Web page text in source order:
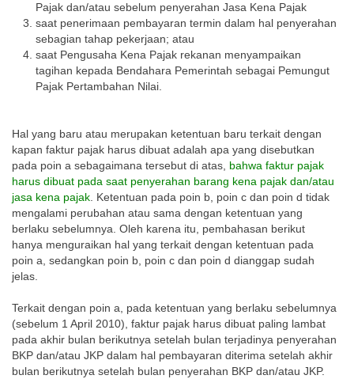
Pajak dan/atau sebelum penyerahan Jasa Kena Pajak
saat penerimaan pembayaran termin dalam hal penyerahan
sebagian tahap pekerjaan; atau
saat Pengusaha Kena Pajak rekanan menyampaikan
tagihan kepada Bendahara Pemerintah sebagai Pemungut
Pajak Pertambahan Nilai.
Hal yang baru atau merupakan ketentuan baru terkait dengan
kapan faktur pajak harus dibuat adalah apa yang disebutkan
pada poin a sebagaimana tersebut di atas, bahwa faktur pajak
harus dibuat pada saat penyerahan barang kena pajak dan/atau
jasa kena pajak . Ketentuan pada poin b, poin c dan poin d tidak
mengalami perubahan atau sama dengan ketentuan yang
berlaku sebelumnya. Oleh karena itu, pembahasan berikut
hanya menguraikan hal yang terkait dengan ketentuan pada
poin a, sedangkan poin b, poin c dan poin d dianggap sudah
jelas.
Terkait dengan poin a, pada ketentuan yang berlaku sebelumnya
(sebelum 1 April 2010), faktur pajak harus dibuat paling lambat
pada akhir bulan berikutnya setelah bulan terjadinya penyerahan
BKP dan/atau JKP dalam hal pembayaran diterima setelah akhir
bulan berikutnya setelah bulan penyerahan BKP dan/atau JKP.